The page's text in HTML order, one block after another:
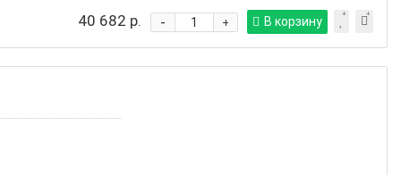
40 682 р. +
- В корзину